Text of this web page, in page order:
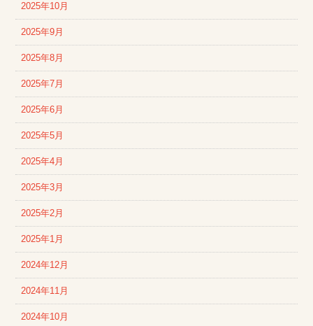
2025年10月
2025年9月
2025年8月
2025年7月
2025年6月
2025年5月
2025年4月
2025年3月
2025年2月
2025年1月
2024年12月
2024年11月
2024年10月